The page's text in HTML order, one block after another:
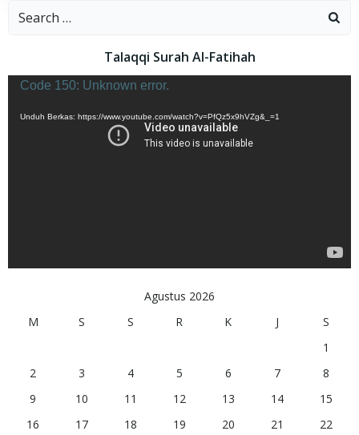
Search
Talaqqi Surah Al-Fatihah
Code 150: Unknown error.
Unduh Berkas: https://www.youtube.com/watch?v=PfQz5x9hVZg&_=1
Agustus 2026
M
S S R K J
S
1
2
3 4 5 6 7
8
9
10 11 12 13 14
15
16
17 18 19 20 21 22